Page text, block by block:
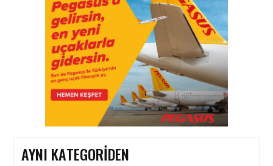
AYNI KATEGORIDEN
SEKTÖREL YAZILIM
BIRINCISI
HAVACILIK • 05 AĞU 2026
YAKIT MALIYETLERINDEKI
YÜZDE 46’LIK ARTIŞA
KARŞI HANGI ÖNLEMLER
ALINIYOR?